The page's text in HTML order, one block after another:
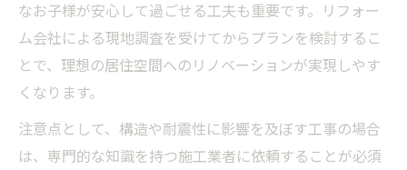
なお子様が安心して過ごせる工夫も重要です。リフォー
ム会社による現地調査を受けてからプランを検討するこ
とで、理想の居住空間へのリノベーションが実現しやす
くなります。
注意点として、構造や耐震性に影響を及ぼす工事の場合
は、専門的な知識を持つ施工業者に依頼することが必須